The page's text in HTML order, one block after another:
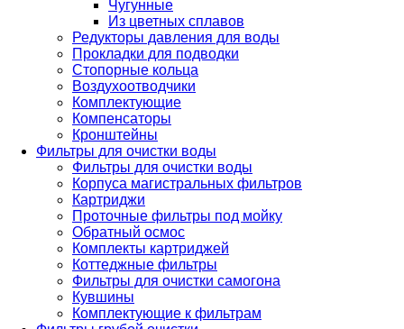
Чугунные
Из цветных сплавов
Редукторы давления для воды
Прокладки для подводки
Стопорные кольца
Воздухоотводчики
Комплектующие
Компенсаторы
Кронштейны
Фильтры для очистки воды
Фильтры для очистки воды
Корпуса магистральных фильтров
Картриджи
Проточные фильтры под мойку
Обратный осмос
Комплекты картриджей
Коттеджные фильтры
Фильтры для очистки самогона
Кувшины
Комплектующие к фильтрам